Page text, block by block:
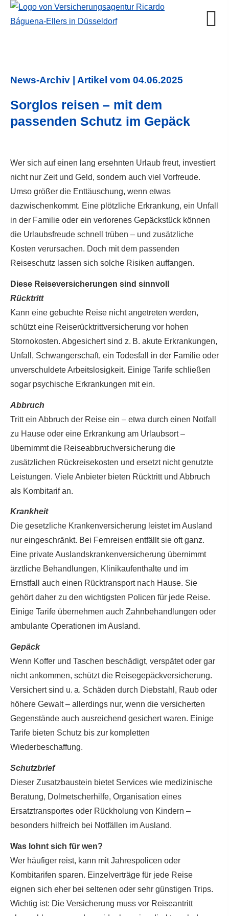
News-Archiv | Artikel vom 04.06.2025
Sorglos reisen – mit dem
passenden Schutz im Gepäck
Wer sich auf einen lang ersehnten Urlaub freut, investiert
nicht nur Zeit und Geld, sondern auch viel Vorfreude.
Umso größer die Enttäuschung, wenn etwas
dazwischenkommt. Eine plötzliche Erkrankung, ein Unfall
in der Familie oder ein verlorenes Gepäckstück können
die Urlaubsfreude schnell trüben – und zusätzliche
Kosten verursachen. Doch mit dem passenden
Reiseschutz lassen sich solche Risiken auffangen.
Diese Reiseversicherungen sind sinnvoll
Rücktritt
Kann eine gebuchte Reise nicht angetreten werden,
schützt eine Reiserücktrittversicherung vor hohen
Stornokosten. Abgesichert sind z. B. akute Erkrankungen,
Unfall, Schwangerschaft, ein Todesfall in der Familie oder
unverschuldete Arbeitslosigkeit. Einige Tarife schließen
sogar psychische Erkrankungen mit ein.
Abbruch
Tritt ein Abbruch der Reise ein – etwa durch einen Notfall
zu Hause oder eine Erkrankung am Urlaubsort –
übernimmt die Reiseabbruchversicherung die
zusätzlichen Rückreisekosten und ersetzt nicht genutzte
Leistungen. Viele Anbieter bieten Rücktritt und Abbruch
als Kombitarif an.
Krankheit
Die gesetzliche Kranken­ver­si­che­rung leistet im Ausland
nur eingeschränkt. Bei Fernreisen entfällt sie oft ganz.
Eine private Auslandskrankenversicherung übernimmt
ärztliche Behandlungen, Klinikaufenthalte und im
Ernstfall auch einen Rücktransport nach Hause. Sie
gehört daher zu den wichtigsten Policen für jede Reise.
Einige Tarife übernehmen auch Zahnbehandlungen oder
ambulante Operationen im Ausland.
Gepäck
Wenn Koffer und Taschen beschädigt, verspätet oder gar
nicht ankommen, schützt die Reisegepäckversicherung.
Versichert sind u. a. Schäden durch Diebstahl, Raub oder
höhere Gewalt – allerdings nur, wenn die versicherten
Gegenstände auch ausreichend gesichert waren. Einige
Tarife bieten Schutz bis zur kompletten
Wiederbeschaffung.
Schutzbrief
Dieser Zusatzbaustein bietet Services wie medizinische
Beratung, Dolmetscherhilfe, Organisation eines
Ersatztransportes oder Rückholung von Kindern –
besonders hilfreich bei Notfällen im Ausland.
Was lohnt sich für wen?
Wer häufiger reist, kann mit Jahrespolicen oder
Kombitarifen sparen. Einzelverträge für jede Reise
eignen sich eher bei seltenen oder sehr günstigen Trips.
Wichtig ist: Die Versicherung muss vor Reiseantritt